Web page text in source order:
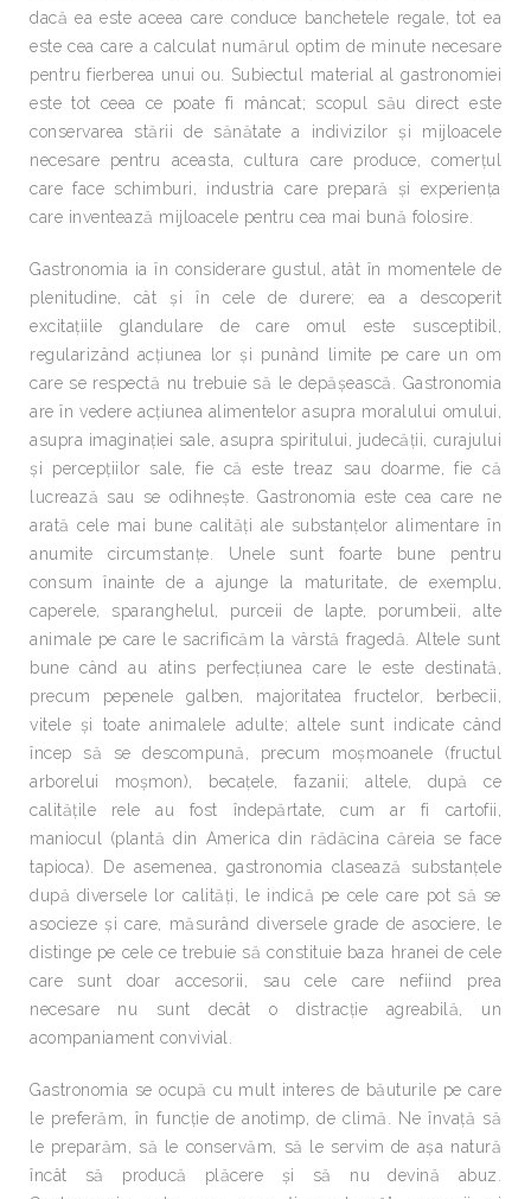
dacă ea este aceea care conduce banchetele regale, tot ea
este cea care a calculat numărul optim de minute necesare
pentru fierberea unui ou. Subiectul material al gastronomiei
este tot ceea ce poate fi mâncat; scopul său direct este
conservarea stării de sănătate a indivizilor şi mijloacele
necesare pentru aceasta, cultura care produce, comerţul
care face schimburi, industria care prepară şi experienţa
care inventează mijloacele pentru cea mai bună folosire.
Gastronomia ia în considerare gustul, atât în momentele de
plenitudine, cât şi în cele de durere; ea a descoperit
excitaţiile glandulare de care omul este susceptibil,
regularizând acţiunea lor şi punând limite pe care un om
care se respectă nu trebuie să le depăşească. Gastronomia
are în vedere acţiunea alimentelor asupra moralului omului,
asupra imaginaţiei sale, asupra spiritului, judecăţii, curajului
şi percepţiilor sale, fie că este treaz sau doarme, fie că
lucrează sau se odihneşte. Gastronomia este cea care ne
arată cele mai bune calităţi ale substanţelor alimentare în
anumite circumstanţe. Unele sunt foarte bune pentru
consum înainte de a ajunge la maturitate, de exemplu,
caperele, sparanghelul, purceii de lapte, porumbeii, alte
animale pe care le sacrificăm la vârstă fragedă. Altele sunt
bune când au atins perfecţiunea care le este destinată,
precum pepenele galben, majoritatea fructelor, berbecii,
vitele şi toate animalele adulte; altele sunt indicate când
încep să se descompună, precum moşmoanele (fructul
arborelui moşmon), becaţele, fazanii; altele, după ce
calităţile rele au fost îndepărtate, cum ar fi cartofii,
maniocul (plantă din America din rădăcina căreia se face
tapioca). De asemenea, gastronomia clasează substanţele
după diversele lor calităţi, le indică pe cele care pot să se
asocieze şi care, măsurând diversele grade de asociere, le
distinge pe cele ce trebuie să constituie baza hranei de cele
care sunt doar accesorii, sau cele care nefiind prea
necesare nu sunt decât o distracţie agreabilă, un
acompaniament convivial.
Gastronomia se ocupă cu mult interes de băuturile pe care
le preferăm, în funcţie de anotimp, de climă. Ne învaţă să
le preparăm, să le conservăm, să le servim de aşa natură
încât să producă plăcere şi să nu devină abuz.